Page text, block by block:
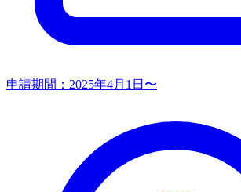
申請期間： 2025年4月1日〜